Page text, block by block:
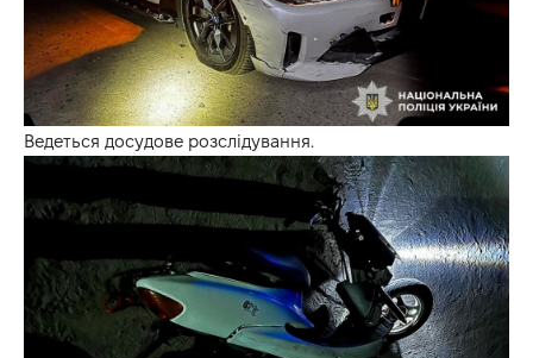
Ведеться досудове розслідування.